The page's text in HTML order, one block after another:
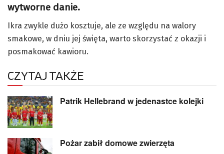
wytworne danie.
Ikra zwykle dużo kosztuje, ale ze względu na walory
smakowe, w dniu jej święta, warto skorzystać z okazji i
posmakować kawioru.
CZYTAJ TAKŻE
Patrik Hellebrand w jedenastce kolejki
Pożar zabił domowe zwierzęta